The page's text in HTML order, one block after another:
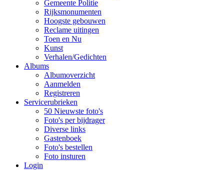
Gemeente Politie
Rijksmonumenten
Hoogste gebouwen
Reclame uitingen
Toen en Nu
Kunst
Verhalen/Gedichten
Albums
Albumoverzicht
Aanmelden
Registreren
Servicerubrieken
50 Nieuwste foto's
Foto's per bijdrager
Diverse links
Gastenboek
Foto's bestellen
Foto insturen
Login